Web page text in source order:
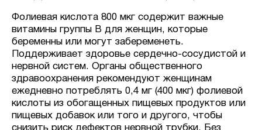
Фолиевая кислота 800 мкг содержит важные
витамины группы В для женщин, которые
беременны или могут забеременеть.
Поддерживает здоровье сердечно-сосудистой и
нервной систем. Органы общественного
здравоохранения рекомендуют женщинам
ежедневно потреблять 0,4 мг (400 мкг) фолиевой
кислоты из обогащенных пищевых продуктов или
пищевых добавок или того и другого, чтобы
снизить риск дефектов нервной трубки. Без